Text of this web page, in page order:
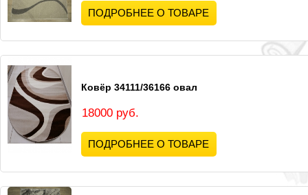
ПОДРОБНЕЕ О ТОВАРЕ
Ковёр 34111/36166 овал
18000 руб.
ПОДРОБНЕЕ О ТОВАРЕ